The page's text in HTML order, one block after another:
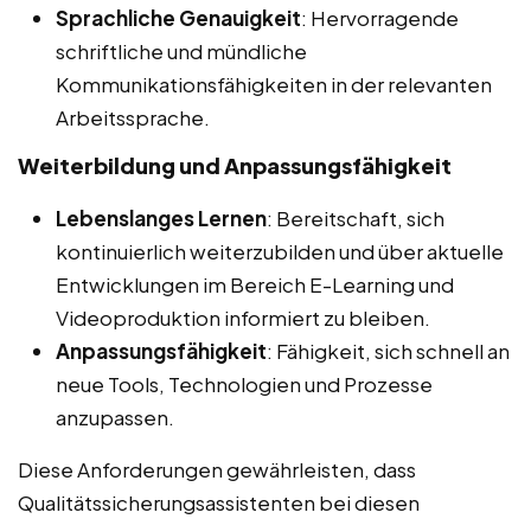
Sprachliche Genauigkeit: Hervorragende
schriftliche und mündliche
Kommunikationsfähigkeiten in der relevanten
Arbeitssprache.
Weiterbildung und Anpassungsfähigkeit
Lebenslanges Lernen: Bereitschaft, sich
kontinuierlich weiterzubilden und über aktuelle
Entwicklungen im Bereich E-Learning und
Videoproduktion informiert zu bleiben.
Anpassungsfähigkeit: Fähigkeit, sich schnell an
neue Tools, Technologien und Prozesse
anzupassen.
Diese Anforderungen gewährleisten, dass
Qualitätssicherungsassistenten bei diesen